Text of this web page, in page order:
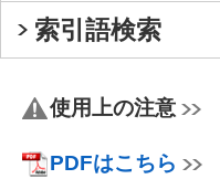
索引語検索
使用上の注意
PDFはこちら